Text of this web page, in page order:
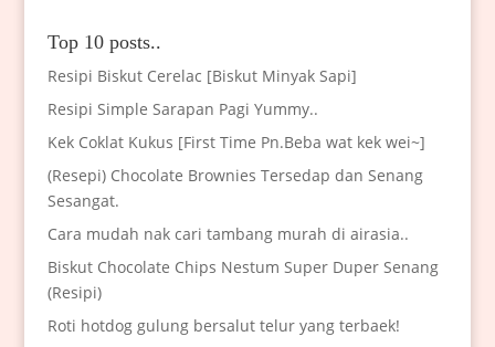
Top 10 posts..
Resipi Biskut Cerelac [Biskut Minyak Sapi]
Resipi Simple Sarapan Pagi Yummy..
Kek Coklat Kukus [First Time Pn.Beba wat kek wei~]
(Resepi) Chocolate Brownies Tersedap dan Senang
Sesangat.
Cara mudah nak cari tambang murah di airasia..
Biskut Chocolate Chips Nestum Super Duper Senang
(Resipi)
Roti hotdog gulung bersalut telur yang terbaek!